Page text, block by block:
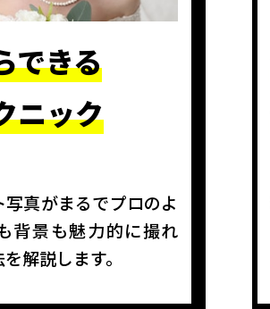
できる
ニック
真がまるでプロのよ
背景も魅力的に撮れ
解説します。